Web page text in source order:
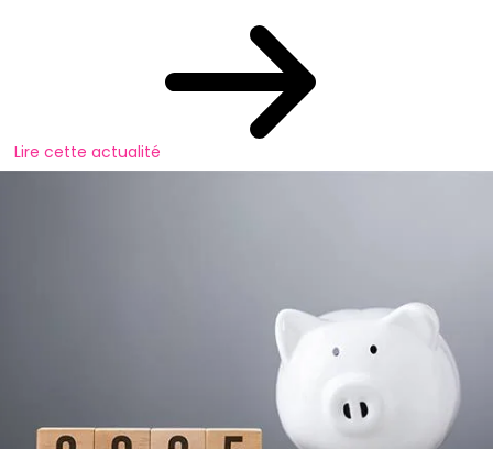
Lire cette actualité